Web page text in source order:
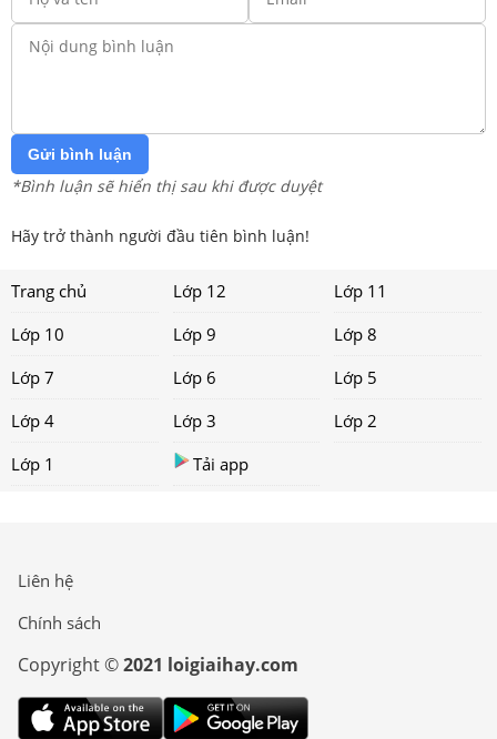
Gửi bình luận
*Bình luận sẽ hiển thị sau khi được duyệt
Hãy trở thành người đầu tiên bình luận!
Trang chủ Lớp 12
Lớp 11
Lớp 10
Lớp 9
Lớp 8
Lớp 7
Lớp 6
Lớp 5
Lớp 4
Lớp 3
Lớp 2
Lớp 1
Tải app
Liên hệ
Chính sách
Copyright ©2021 loigiaihay.com